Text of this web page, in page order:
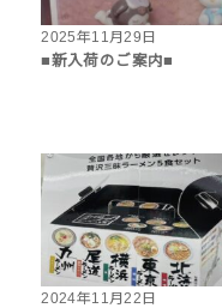
2025年11月29日
■新入荷のご案内■
2024年11月22日